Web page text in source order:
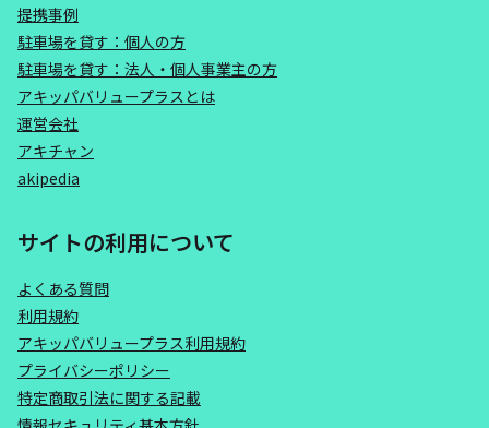
提携事例
駐車場を貸す：個人の方
駐車場を貸す：法人・個人事業主の方
アキッパバリュープラスとは
運営会社
アキチャン
akipedia
サイトの利用について
よくある質問
利用規約
アキッパバリュープラス利用規約
プライバシーポリシー
特定商取引法に関する記載